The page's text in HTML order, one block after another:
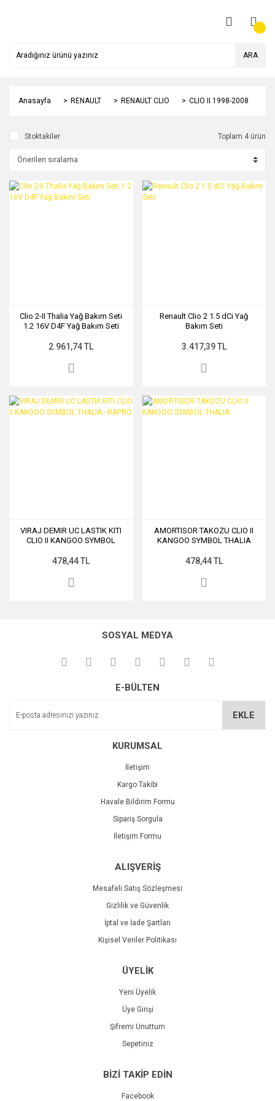
ARA
Anasayfa RENAULT RENAULT CLIO CLIO II 1998-2008
Stoktakiler Toplam 4 ürün
Clio 2-II Thalia Yağ Bakım Seti
1.2 16V D4F Yağ Bakım Seti
2.961,74 TL
Renault Clio 2 1.5 dCi Yağ
Bakım Seti
3.417,39 TL
VIRAJ DEMIR UC LASTIK KITI
CLIO II KANGOO SYMBOL
478,44 TL
AMORTISOR TAKOZU CLIO II
KANGOO SYMBOL THALIA
478,44 TL
SOSYAL MEDYA
E-BÜLTEN
EKLE
KURUMSAL
İletişim
Kargo Takibi
Havale Bildirim Formu
Sipariş Sorgula
İletişim Formu
ALIŞVERİŞ
Mesafeli Satış Sözleşmesi
Gizlilik ve Güvenlik
İptal ve İade Şartları
Kişisel Veriler Politikası
ÜYELİK
Yeni Üyelik
Üye Girişi
Şifremi Unuttum
Sepetiniz
BİZİ TAKİP EDİN
Facebook